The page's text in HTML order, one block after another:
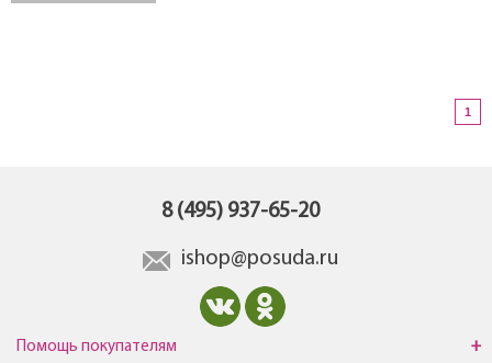
1
8 (495) 937-65-20
ishop@posuda.ru
Помощь покупателям